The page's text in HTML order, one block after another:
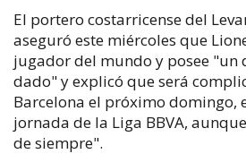
El portero costarricense del
aseguró este miércoles que
jugador del mundo y posee "un
dado" y explicó que será
Barcelona el próximo domingo,
jornada de la Liga BBVA,
de siempre".